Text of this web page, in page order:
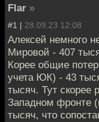
Flar »
#1 | 28.09.23 12:08
Алексей немного
Мировой - 407
Корее общие
учета ЮК) - 43
тысяч. Тут скорее
Западном фронте
тысяч, что